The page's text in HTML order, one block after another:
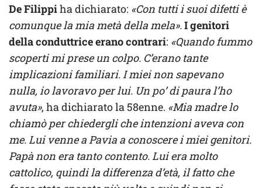
De Filippiha dichiarato: «Con tutti i suoi difetti è
comunque la mia metà della mela».I genitori
della conduttrice erano contrari: «Quando fummo
scoperti mi prese un colpo. C’erano tante
implicazioni familiari. I miei non sapevano
nulla, io lavoravo per lui. Un po’ di paura l’ho
avuta», ha dichiarato la 58enne. «Mia madre lo
chiamò per chiedergli che intenzioni aveva con
me. Lui venne a Pavia a conoscere i miei genitori.
Papà non era tanto contento. Lui era molto
cattolico, quindi la differenza d’età, il fatto che